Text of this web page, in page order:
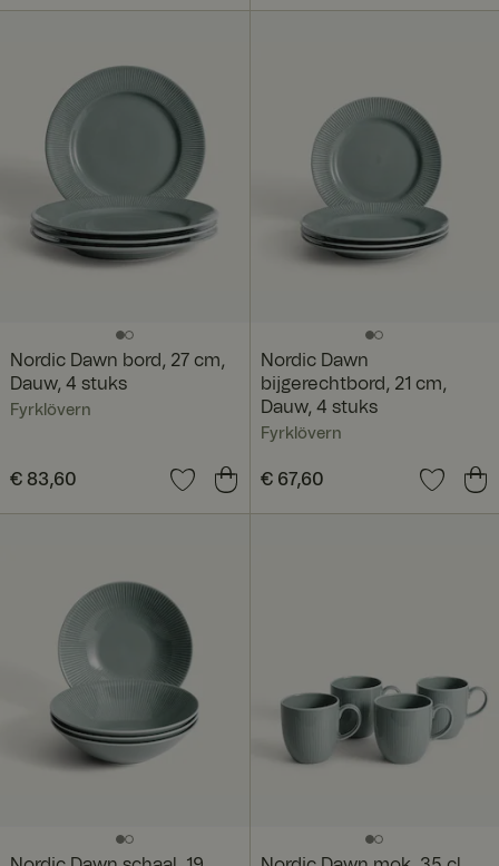
Nordic Dawn bord, 27 cm,
Dauw, 4 stuks
Fyrklövern
Prijs:€ 83,60
€ 83,60
Nordic Dawn
bijgerechtbord, 21 cm,
Dauw, 4 stuks
Fyrklövern
Prijs:€ 67,60
€ 67,60